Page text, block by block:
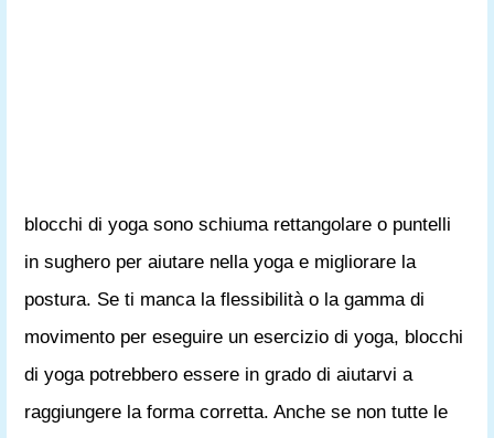
blocchi di yoga sono schiuma rettangolare o puntelli
in sughero per aiutare nella yoga e migliorare la
postura. Se ti manca la flessibilità o la gamma di
movimento per eseguire un esercizio di yoga, blocchi
di yoga potrebbero essere in grado di aiutarvi a
raggiungere la forma corretta. Anche se non tutte le